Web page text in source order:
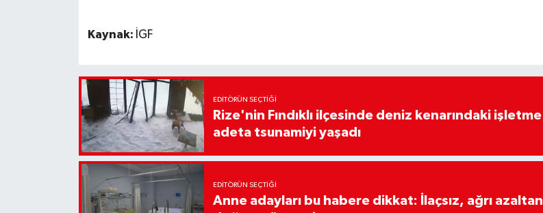
Kaynak: İGF
EDITÖRÜN SEÇTIĞI
Rize'nin Fındıklı ilçesinde deniz kenarındaki işletme
adeta tsunamiyi yaşadı
EDITÖRÜN SEÇTIĞI
Anne adayları bu habere dikkat: İlaçsız, ağrı azaltan